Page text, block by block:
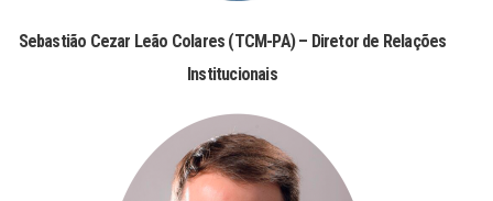
Sebastião Cezar Leão Colares (TCM-PA) – Diretor de Relações
Institucionais